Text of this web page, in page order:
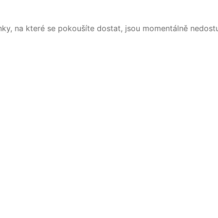
na které se pokoušíte dostat, jsou momentálně